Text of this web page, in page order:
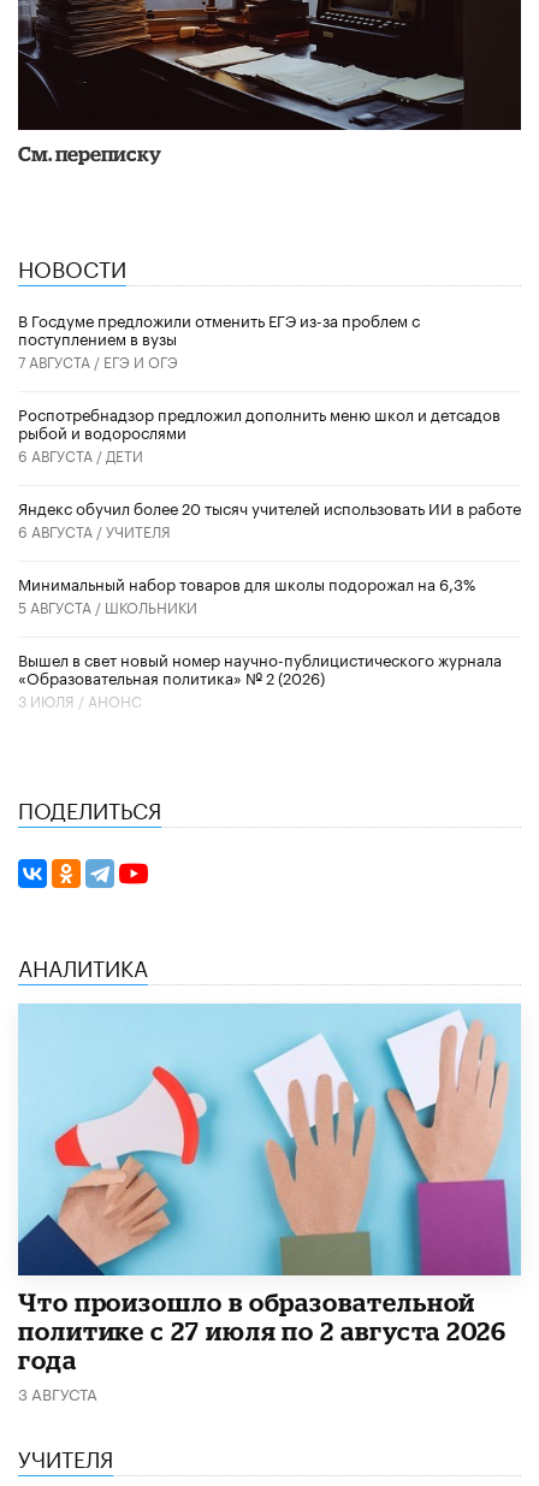
См. переписку
НОВОСТИ
В Госдуме предложили отменить ЕГЭ из-за проблем с
поступлением в вузы
7 АВГУСТА / ЕГЭ И ОГЭ
Роспотребнадзор предложил дополнить меню школ и детсадов
рыбой и водорослями
6 АВГУСТА / ДЕТИ
​Яндекс обучил более 20 тысяч учителей использовать ИИ в работе
6 АВГУСТА /УЧИТЕЛЯ
Минимальный набор товаров для школы подорожал на 6,3%
5 АВГУСТА / ШКОЛЬНИКИ
Вышел в свет новый номер научно-публицистического журнала
«Образовательная политика» № 2 (2026)
3 ИЮЛЯ / АНОНС
ПОДЕЛИТЬСЯ
АНАЛИТИКА
​Что произошло в образовательной
политике с 27 июля по 2 августа 2026
года
3 АВГУСТА
УЧИТЕЛЯ